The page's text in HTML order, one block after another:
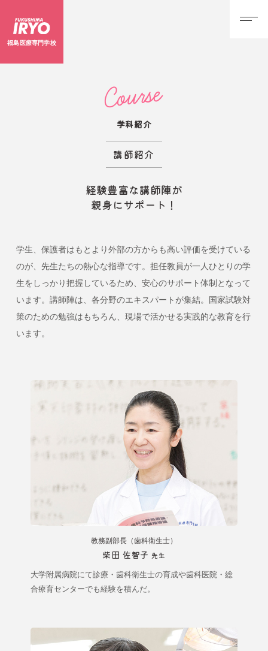
福島医療専門学校
Course
学科紹介
講師紹介
経験豊富な講師陣が
親身にサポート！
学生、保護者はもとより外部の方からも高い評価を受けている
のが、先生たちの熱心な指導です。担任教員が一人ひとりの学
生をしっかり把握しているため、安心のサポート体制となって
います。講師陣は、各分野のエキスパートが集結。国家試験対
策のための勉強はもちろん、現場で活かせる実践的な教育を行
います。
教務副部長（歯科衛生士）
柴田 佐智子 先生
大学附属病院にて診療・歯科衛生士の育成や歯科医院・総
合療育センターでも経験を積んだ。